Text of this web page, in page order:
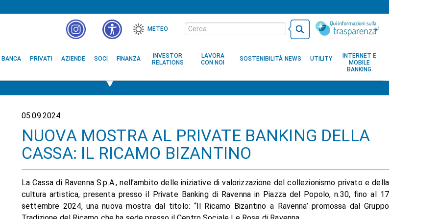
METEO
Cerca
nel
sito
BANCA PRIVATI AZIENDE SOCI FINANZA
INVESTOR
RELATIONS
LAVORA
CON NOI
SOSTENIBILITÀ NEWS UTILITY
INTERNET E
MOBILE
BANKING
05.09.2024
NUOVA MOSTRA AL PRIVATE BANKING DELLA
CASSA: IL RICAMO BIZANTINO
La Cassa di Ravenna S.p.A., nell’ambito delle iniziative di valorizzazione del collezionismo privato e della
cultura artistica, presenta presso il Private Banking di Ravenna in Piazza del Popolo, n.30, fino al 17
settembre 2024, una nuova mostra dal titolo: “Il Ricamo Bizantino a Ravenna’ promossa dal Gruppo